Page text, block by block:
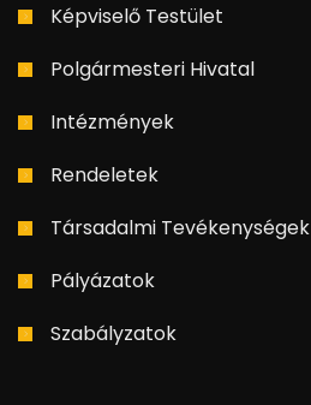
Képviselő Testület
Polgármesteri Hivatal
Intézmények
Rendeletek
Társadalmi Tevékenységek
Pályázatok
Szabályzatok